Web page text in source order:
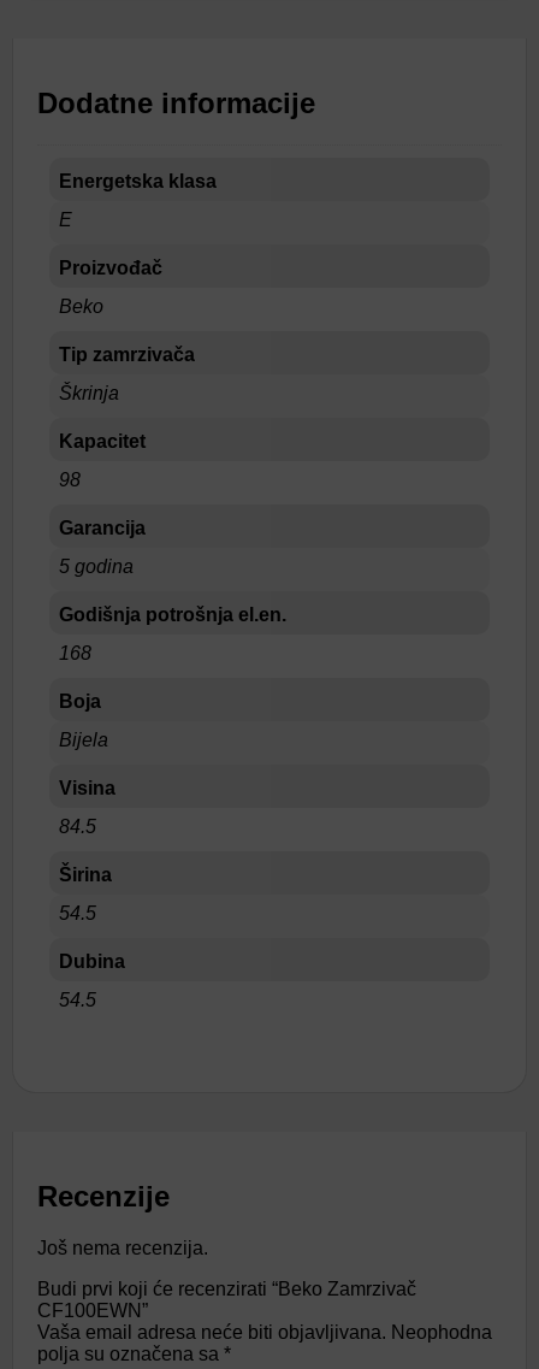
Dodatne informacije
Energetska klasa
E
Proizvođač
Beko
Tip zamrzivača
Škrinja
Kapacitet
98
Garancija
5 godina
Godišnja potrošnja el.en.
168
Boja
Bijela
Visina
84.5
Širina
54.5
Dubina
54.5
Recenzije
Još nema recenzija.
Budi prvi koji će recenzirati “Beko Zamrzivač
CF100EWN”
Vaša email adresa neće biti objavljivana. Neophodna
polja su označena sa *